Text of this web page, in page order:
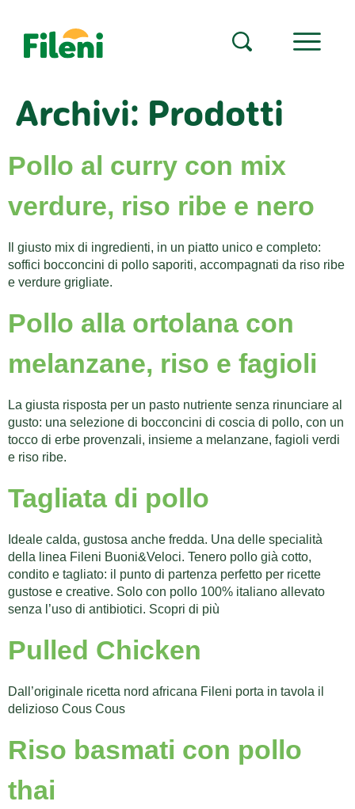
Archivi: Prodotti
Pollo al curry con mix
verdure, riso ribe e nero
Il giusto mix di ingredienti, in un piatto unico e completo:
soffici bocconcini di pollo saporiti, accompagnati da riso ribe
e verdure grigliate.
Pollo alla ortolana con
melanzane, riso e fagioli
La giusta risposta per un pasto nutriente senza rinunciare al
gusto: una selezione di bocconcini di coscia di pollo, con un
tocco di erbe provenzali, insieme a melanzane, fagioli verdi
e riso ribe.
Tagliata di pollo
Ideale calda, gustosa anche fredda. Una delle specialità
della linea Fileni Buoni&Veloci. Tenero pollo già cotto,
condito e tagliato: il punto di partenza perfetto per ricette
gustose e creative. Solo con pollo 100% italiano allevato
senza l’uso di antibiotici. Scopri di più
Pulled Chicken
Dall’originale ricetta nord africana Fileni porta in tavola il
delizioso Cous Cous
Riso basmati con pollo
thai